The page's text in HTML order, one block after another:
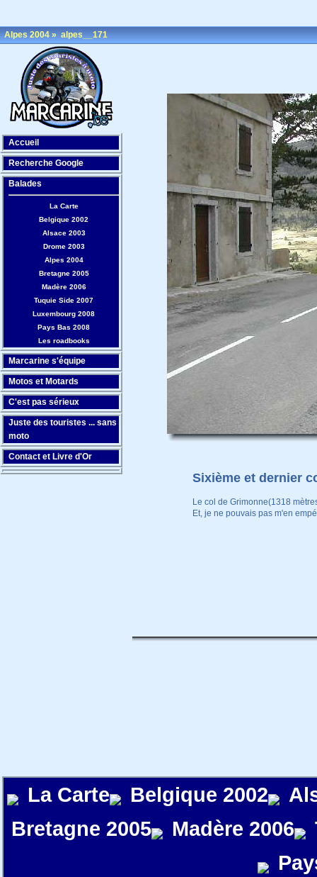
Alpes 2004»alpes__171
Sixième et dernier
Le col de Grimonne(1318
Et, je ne pouvais pas m'en
La Carte Belgique 2002
Bretagne 2005
Madère 2006
Accueil
Recherche Google
Balades
La Carte
Belgique 2002
Alsace 2003
Drome 2003
Alpes 2004
Bretagne 2005
Madère 2006
Tuquie Side 2007
Luxembourg 2008
Pays Bas 2008
Les roadbooks
Marcarine s'équipe
Motos et Motards
C'est pas sérieux
Juste des touristes ... sans
moto
Contact et Livre d'Or